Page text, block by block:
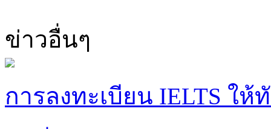
ข่าวอื่นๆ
การลงทะเบียน IELTS ให้